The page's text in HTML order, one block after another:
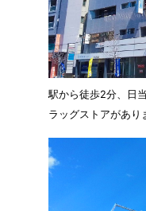
駅から徒歩2分、日
ラッグストアがあり